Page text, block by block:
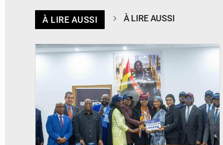
À LIRE AUSSI À LIRE AUSSI